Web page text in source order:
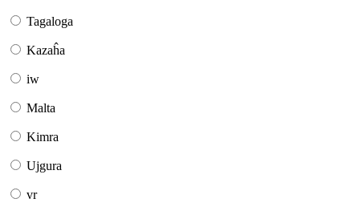
Tagaloga
Kazaĥa
iw
Malta
Kimra
Ujgura
vr